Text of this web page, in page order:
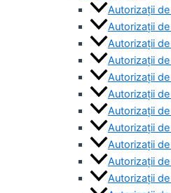
Autorizații
Autorizații
Autorizații
Autorizații
Autorizații
Autorizații
Autorizații
Autorizații
Autorizaţii
Autorizaţii
Autorizaţii